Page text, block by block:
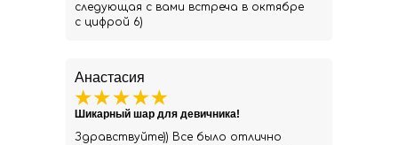
следующая с вами встреча в октябре
с цифрой 6)
Анастасия
Здравствуйте)) Все было отлично
Шикарный шар для девичника!